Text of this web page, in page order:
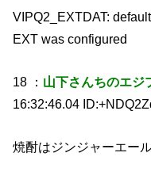
VIPQ2_EXTDAT:
EXT was configured
18 ： 山下さんちのエジ
16:32:46.04
焼酎はジンジャーエー